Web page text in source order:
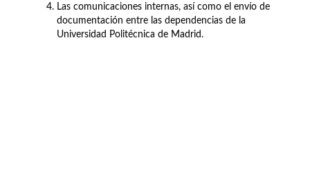
Las comunicaciones internas, así como el envío de
documentación entre las dependencias de la
Universidad Politécnica de Madrid.